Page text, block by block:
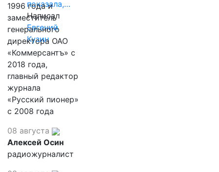
показала,…
Написал
Евгений
Кузин
1996 года и
заместитель
генерального
директора ОАО
«Коммерсантъ» с
2018 года,
главный редактор
журнала
«Русский пионер»
с 2008 года
08 августа
Алексей Осин
радиожурналист